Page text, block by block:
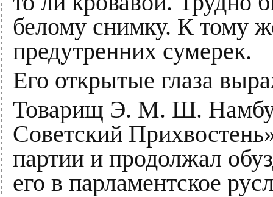
белому снимку. К тому
предутренних сумерек.
Его открытые глаза
Товарищ Э. М. Ш.
Советский
партии и продолжал
его в парламентское